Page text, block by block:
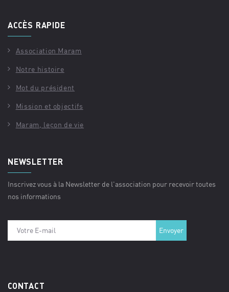
ACCÈS RAPIDE
Association Maram
Notre histoire
Mot du président
Mission et objectifs
Maram, leçon de vie
NEWSLETTER
Inscrivez vous à la Newsletter de l'association pour recevoir toutes
nos informations
CONTACT